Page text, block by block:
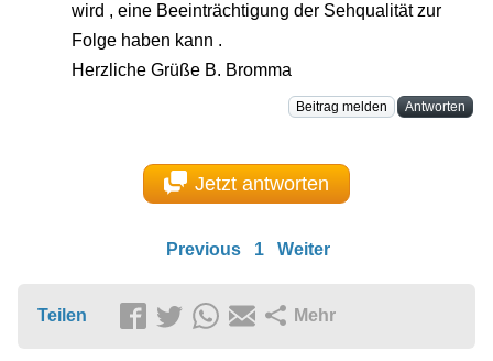
wird , eine Beeinträchtigung der Sehqualität zur
Folge haben kann .
Herzliche Grüße B. Bromma
Beitrag melden Antworten
Jetzt antworten
Previous 1 Weiter
Teilen Mehr